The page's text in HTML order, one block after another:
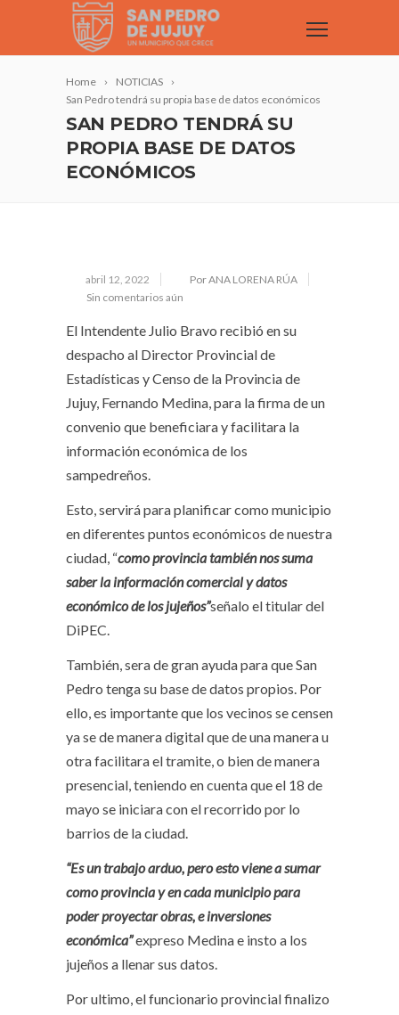
Home
NOTICIAS
San Pedro tendrá su propia base de datos económicos
SAN PEDRO TENDRÁ SU
PROPIA BASE DE DATOS
ECONÓMICOS
abril 12, 2022
Por ANA LORENA RÚA
Sin comentarios aún
El Intendente Julio Bravo recibió en su
despacho al Director Provincial de
Estadísticas y Censo de la Provincia de
Jujuy, Fernando Medina, para la firma de un
convenio que beneficiara y facilitara la
información económica de los
sampedreños.
Esto, servirá para planificar como municipio
en diferentes puntos económicos de nuestra
ciudad, “como provincia también nos suma
saber la información comercial y datos
económico de los jujeños”señalo el titular del
DiPEC.
También, sera de gran ayuda para que San
Pedro tenga su base de datos propios. Por
ello, es importante que los vecinos se censen
ya se de manera digital que de una manera u
otra facilitara el tramite, o bien de manera
presencial, teniendo en cuenta que el 18 de
mayo se iniciara con el recorrido por lo
barrios de la ciudad.
“Es un trabajo arduo, pero esto viene a sumar
como provincia y en cada municipio para
poder proyectar obras, e inversiones
económica”expreso Medina e insto a los
jujeños a llenar sus datos.
Por ultimo, el funcionario provincial finalizo